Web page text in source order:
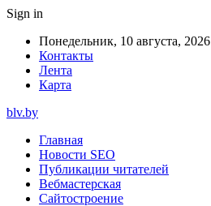
Sign in
Понедельник, 10 августа, 2026
Контакты
Лента
Карта
blv.by
Главная
Новости SEO
Публикации читателей
Вебмастерская
Сайтостроение